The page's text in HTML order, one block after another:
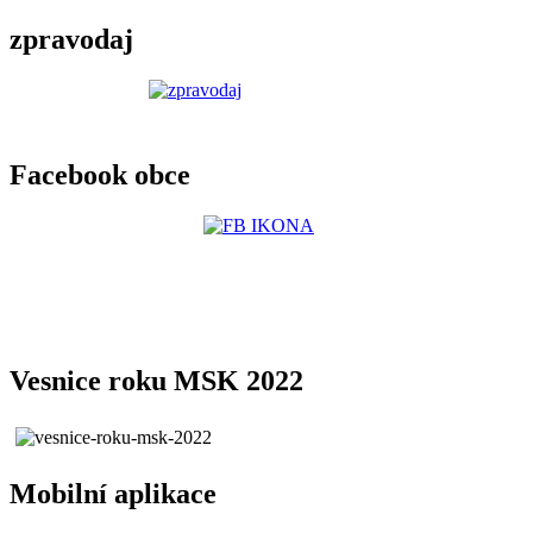
zpravodaj
Facebook obce
Vesnice roku MSK 2022
Mobilní aplikace